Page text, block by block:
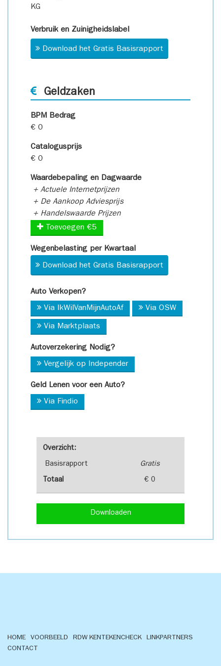
Overzicht:
Basisrapport Gratis
Totaal € 0
Downloaden
KG
Verbruik en Zuinigheidslabel
Download het Gratis Basisrapport
Geldzaken
BPM Bedrag
€ 0
Catalogusprijs
€ 0
Waardebepaling en Dagwaarde
+ Actuele Internetprijzen
+ De Aankoop Adviesprijs
+ Handelswaarde Prijzen
Toevoegen €5
Wegenbelasting per Kwartaal
Download het Gratis Basisrapport
Auto Verkopen?
Via IkWilVanMijnAutoAf Via OSW
Via Marktplaats
Autoverzekering Nodig?
Vergelijk op Independer
Geld Lenen voor een Auto?
Via Findio
HOME VOORBEELD RDW KENTEKENCHECK
LINKPARTNERS
CONTACT